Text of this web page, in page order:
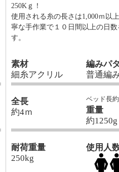
250Kｇ！
使用される糸の長さは1,000ｍ以
寧な手作業で１０日間以上の日数
す。
素材
細糸アクリル
編みパ
普通編
全長
約4ｍ
ベッド長
重量
約1250g
耐荷重量
250kg
使用人